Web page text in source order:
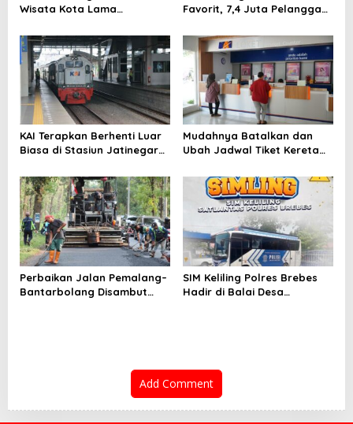
Wisata Kota Lama
dengan Lawang Sewu
Favorit, 7,4 Juta Pelanggan
Tanpa Cetak Tiket
KAI Terapkan Berhenti Luar
Biasa di Stasiun Jatinegara,
2025
Mudahnya Batalkan dan
Ubah Jadwal Tiket Kereta
Perbaikan Jalan Pemalang–
Bantarbolang Disambut
SIM Keliling Polres Brebes
Hadir di Balai Desa
Add Comment